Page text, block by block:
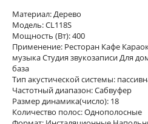
Материал: Дерево
Модель: CL118S
Мощность (Вт): 400
Применение: Ресторан Кафе
музыка Студия звукозаписи Для
база
Тип акустической системы:
Частотный диапазон: Сабвуфер
Размер динамика(число): 18
Количество полос: Однополосные